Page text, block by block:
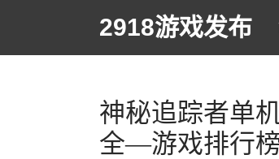
2918游戏发布
神秘追踪者单
全—游戏排行